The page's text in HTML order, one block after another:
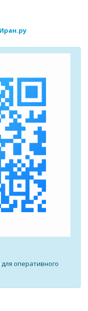
оперативного